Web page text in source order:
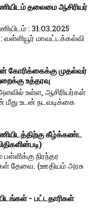
தலைமை ஆசிரியர்
: 31.03.2025
: வள்ளியூர் மாவட்டக்கல்வி
கோரிக்கைக்கு முதல்வர்
உத்தரவு
அளவில் உள்ள, ஆசிரியர்கள்
மீது உடன் நடவடிக்கை
கீழ்க்கண்ட
நிரந்தர
தேவை. (ஊதியம் அரசு
- பட்டதாரிகள்